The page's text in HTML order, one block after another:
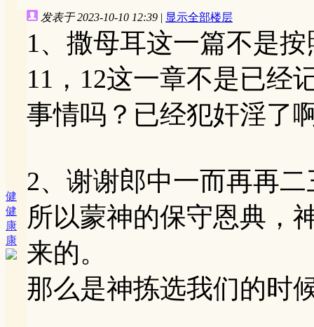
健
健
康
康
发表于 2023-10-10 12:39 | 显示全部楼层
1、撒母耳这一篇不是
11，12这一章不是已经
事情吗？已经犯奸淫了
2、谢谢郎中一而再再
所以蒙神的保守恩典，
来的。
那么是神拣选我们的时